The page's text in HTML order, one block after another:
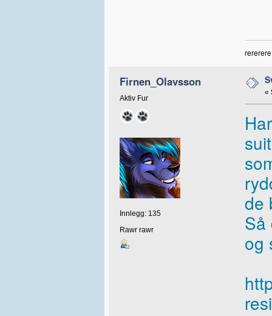
Firnen_Olavsson
Aktiv Fur
Innlegg: 135
Rawr rawr
«
de
Så
og